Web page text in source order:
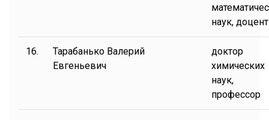
наук, доцент
16.
Тарабанько Валерий
Евгеньевич
доктор
химических
наук,
профессор